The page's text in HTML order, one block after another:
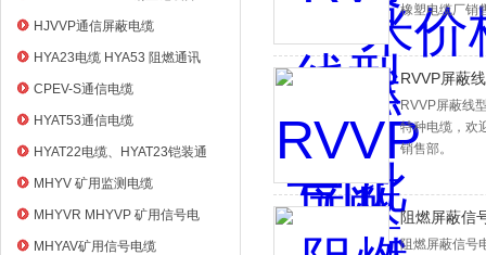
筒信号电缆
HJVVP通信屏蔽电缆
HYA23电缆 HYA53 阻燃通讯
电缆
CPEV-S通信电缆
HYAT53通信电缆
HYAT22电缆、HYAT23铠装通
信电缆
MHYV 矿用监测电缆
MHYVR MHYVP 矿用信号电
缆
MHYAV矿用信号电缆
橡塑电缆厂销
RVVP屏蔽
RVVP屏蔽线
特种电缆，欢
销售部。
阻燃屏蔽信
阻燃屏蔽信号